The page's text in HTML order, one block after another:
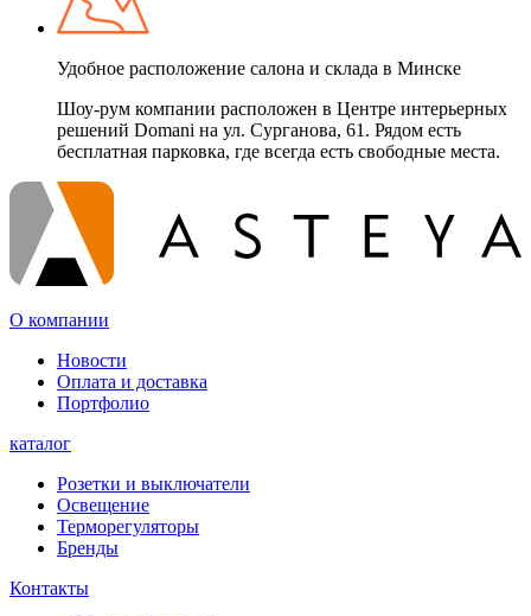
Удобное расположение салона и склада в Минске
Шоу-рум компании расположен в Центре интерьерных
решений Domani на ул. Сурганова, 61. Рядом есть
бесплатная парковка, где всегда есть свободные места.
О компании
Новости
Оплата и доставка
Портфолио
каталог
Розетки и выключатели
Освещение
Терморегуляторы
Бренды
Контакты